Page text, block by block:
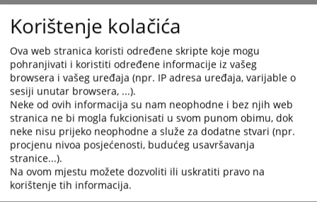
Trenutno nema vijesti
Korištenje kolačića
Ova web stranica koristi određene skripte koje mogu
pohranjivati i koristiti određene informacije iz vašeg
browsera i vašeg uređaja (npr. IP adresa uređaja, varijable o
sesiji unutar browsera, ...).
Neke od ovih informacija su nam neophodne i bez njih web
stranica ne bi mogla fukcionisati u svom punom obimu, dok
neke nisu prijeko neophodne a služe za dodatne stvari (npr.
procjenu nivoa posjećenosti, budućeg usavršavanja
stranice...).
Na ovom mjestu možete dozvoliti ili uskratiti pravo na
korištenje tih informacija.